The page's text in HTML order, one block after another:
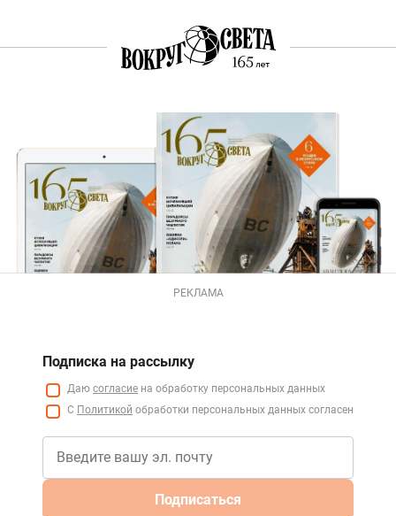
РЕКЛАМА
Подписка на рассылку
Даю согласие на обработку персональных данных
С Политикой обработки персональных данных согласен
Подписаться